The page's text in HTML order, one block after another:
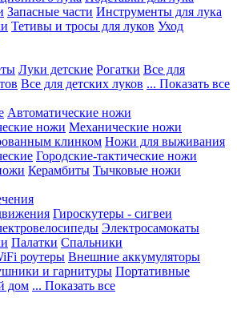
Запасные части Инструменты для лука
Тетивы и тросы для луков Уход
Луки детские Рогатки Все для
Все для детских луков ... Показать все
Автоматические ножи
ножи Механические ножи
клинком Ножи для выживания
Городские-тактические ножи
Керамбиты Тычковые ножи
Гироскутеры - сигвеи
Электросамокаты
Палатки Спальники
роутеры Внешние аккумуляторы
и гарнитуры Портативные
дом ... Показать все